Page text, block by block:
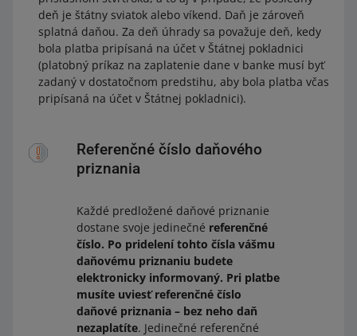
deň je štátny sviatok alebo víkend. Daň je zároveň
splatná daňou. Za deň úhrady sa považuje deň, kedy
bola platba pripísaná na účet v Štátnej pokladnici
(platobný príkaz na zaplatenie dane v banke musí byť
zadaný v dostatočnom predstihu, aby bola platba včas
pripísaná na účet v Štátnej pokladnici).
Referenčné číslo daňového
priznania
Každé predložené daňové priznanie
dostane svoje jedinečné referenčné
číslo. Po pridelení tohto čísla vášmu
daňovému priznaniu budete
elektronicky informovaný. Pri platbe
musíte uviesť referenčné číslo
daňové priznania – bez neho daň
nezaplatíte. Jedinečné referenčné